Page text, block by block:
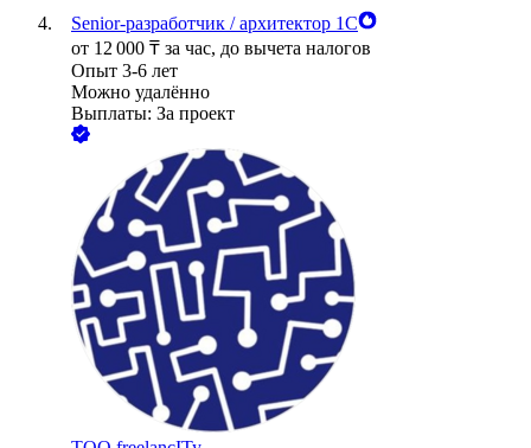
Senior-разработчик / архитектор 1С
от 12 000 ₸ за час, до вычета налогов
Опыт 3-6 лет
Можно удалённо
Выплаты: За проект